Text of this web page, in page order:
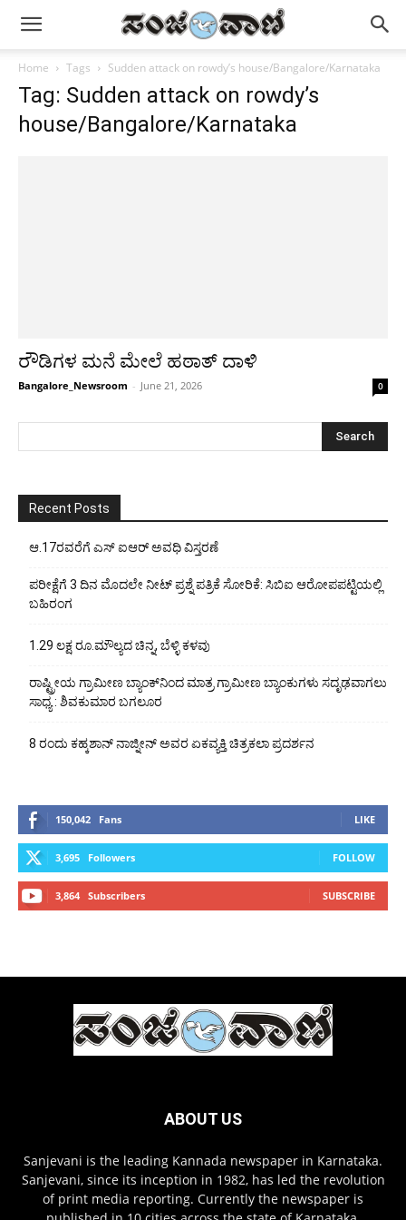
Home Tags Sudden attack on rowdy’s house/Bangalore/Karnataka
Tag: Sudden attack on rowdy’s
house/Bangalore/Karnataka
ರೌಡಿಗಳ ಮನೆ ಮೇಲೆ ಹಠಾತ್ ದಾಳಿ
Bangalore_Newsroom - June 21, 2026 0
Recent Posts
ಆ.17ರವರೆಗೆ ಎಸ್ ಐಆರ್ ಅವಧಿ ವಿಸ್ತರಣೆ
ಪರೀಕ್ಷೆಗೆ 3 ದಿನ ಮೊದಲೇ ನೀಟ್ ಪ್ರಶ್ನೆ ಪತ್ರಿಕೆ ಸೋರಿಕೆ: ಸಿಬಿಐ ಆರೋಪಪಟ್ಟಿಯಲ್ಲಿ
ಬಹಿರಂಗ
1.29 ಲಕ್ಷ ರೂ.ಮೌಲ್ಯದ ಚಿನ್ನ, ಬೆಳ್ಳಿ ಕಳವು
ರಾಷ್ಟ್ರೀಯ ಗ್ರಾಮೀಣ ಬ್ಯಾಂಕ್‍ನಿಂದ ಮಾತ್ರ ಗ್ರಾಮೀಣ ಬ್ಯಾಂಕುಗಳು ಸದೃಢವಾಗಲು
ಸಾಧ್ಯ : ಶಿವಕುಮಾರ ಬಗಲೂರ
8 ರಂದು ಕಹ್ಕಶಾನ್ ನಾಜ್ನೀನ್ ಅವರ ಏಕವ್ಯಕ್ತಿ ಚಿತ್ರಕಲಾ ಪ್ರದರ್ಶನ
150,042 Fans LIKE
3,695 Followers FOLLOW
3,864 Subscribers SUBSCRIBE
ABOUT US
Sanjevani is the leading Kannada newspaper in Karnataka.
Sanjevani, since its inception in 1982, has led the revolution
of print media reporting. Currently the newspaper is